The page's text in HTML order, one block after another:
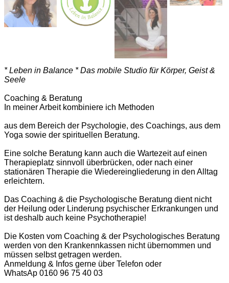
* Leben in Balance * Das mobile Studio für Körper, Geist &
Seele
Coaching & Beratung
In meiner Arbeit kombiniere ich Methoden
aus dem Bereich der Psychologie, des Coachings, aus dem
Yoga sowie der spirituellen Beratung.
Eine solche Beratung kann auch die Wartezeit auf einen
Therapieplatz sinnvoll überbrücken, oder nach einer
stationären Therapie die Wiedereingliederung in den Alltag
erleichtern.
Das Coaching & die Psychologische Beratung dient nicht
der Heilung oder Linderung psychischer Erkrankungen und
ist deshalb auch keine Psychotherapie!
Die Kosten vom Coaching & der Psychologisches Beratung
werden von den Krankennkassen nicht übernommen und
müssen selbst getragen werden.
Anmeldung & Infos gerne über Telefon oder
WhatsAp 0160 96 75 40 03